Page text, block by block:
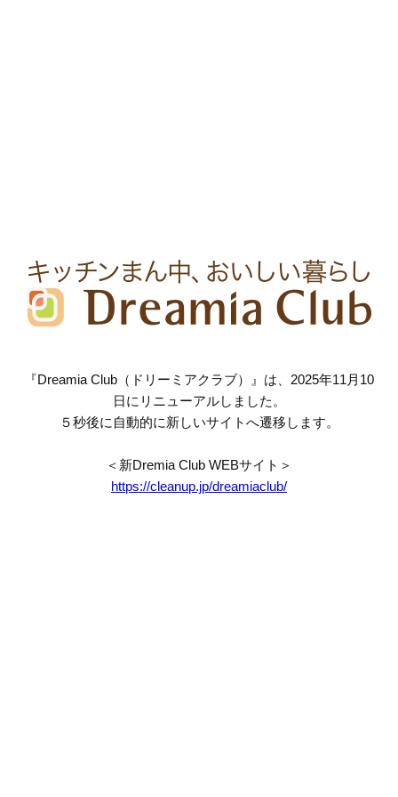
『Dreamia Club（ドリーミアクラブ）』は、2025年11月10
日にリニューアルしました。
５秒後に自動的に新しいサイトへ遷移します。
＜新Dremia Club WEBサイト＞
https://cleanup.jp/dreamiaclub/